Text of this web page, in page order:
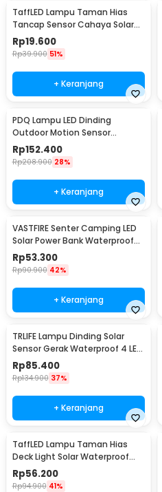
TaffLED Lampu Taman Hias
Tancap Sensor Cahaya Solar
Power Waterproof - EM300
Rp19.600
Rp39.900 51%
+ Keranjang
PDQ Lampu LED Dinding
Outdoor Motion Sensor
Waterproof Cool White 15W
Inner Light - 3120
Rp152.400
Rp208.900 28%
+ Keranjang
VASTFIRE Senter Camping LED
Solar Power Bank Waterproof
IP65 - YD-878A
Rp53.300
Rp90.900 42%
+ Keranjang
TRLIFE Lampu Dinding Solar
Sensor Gerak Waterproof 4 LED
Cool White 4W - K7004
Rp85.400
Rp134.900 37%
+ Keranjang
TaffLED Lampu Taman Hias
Deck Light Solar Waterproof
Warm White 8 PCS - L20
Rp56.200
Rp94.900 41%